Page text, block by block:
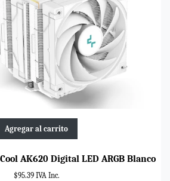
Agregar al carrito
AK620 Digital LED ARGB Blanco
$95.39 IVA Inc.